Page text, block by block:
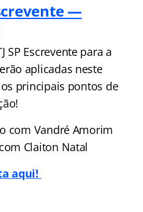
—
SP Escrevente para a
aplicadas neste
principais pontos de
com Vandré Amorim
Claiton Natal
aqui!